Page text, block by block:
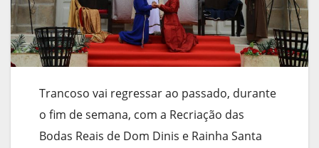
Trancoso vai regressar ao passado, durante
o fim de semana, com a Recriação das
Bodas Reais de Dom Dinis e Rainha Santa